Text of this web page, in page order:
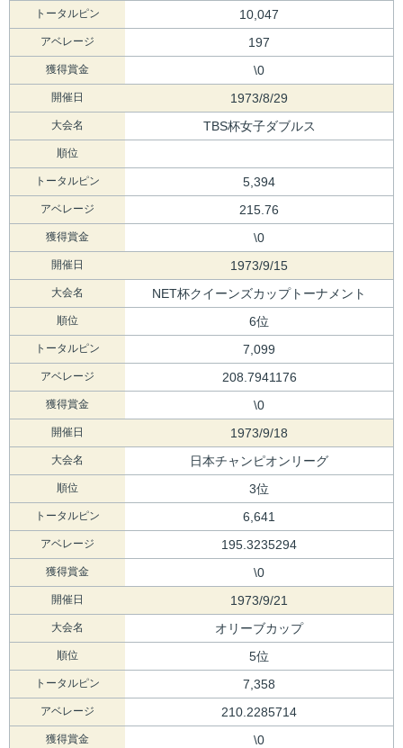
トータルピン 10,047
アベレージ 197
獲得賞金 \0
開催日 1973/8/29
大会名 TBS杯女子ダブルス
順位
トータルピン 5,394
アベレージ 215.76
獲得賞金 \0
開催日 1973/9/15
大会名 NET杯クイーンズカップトーナメント
順位 6位
トータルピン 7,099
アベレージ 208.7941176
獲得賞金 \0
開催日 1973/9/18
大会名 日本チャンピオンリーグ
順位 3位
トータルピン 6,641
アベレージ 195.3235294
獲得賞金 \0
開催日 1973/9/21
大会名 オリーブカップ
順位 5位
トータルピン 7,358
アベレージ 210.2285714
獲得賞金 \0